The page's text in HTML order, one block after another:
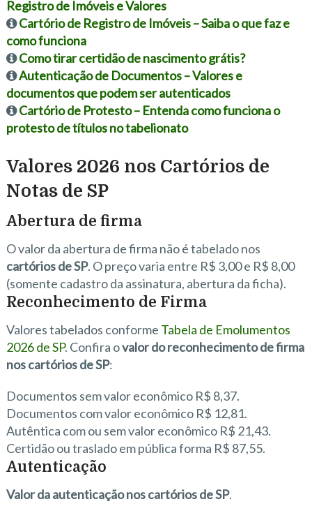
Registro de Imóveis e Valores
Cartório de Registro de Imóveis – Saiba o que faz e
como funciona
Como tirar certidão de nascimento grátis?
Autenticação de Documentos – Valores e
documentos que podem ser autenticados
Cartório de Protesto – Entenda como funciona o
protesto de títulos no tabelionato
Valores 2026 nos Cartórios de
Notas de SP
Abertura de firma
O valor da abertura de firma não é tabelado nos
cartórios de SP. O preço varia entre R$ 3,00 e R$ 8,00
(somente cadastro da assinatura, abertura da ficha).
Reconhecimento de Firma
Valores tabelados conforme Tabela de Emolumentos
2026 de SP. Confira ovalor do reconhecimento de firma
nos cartórios de SP:
Documentos sem valor econômico R$ 8,37.
Documentos com valor econômico R$ 12,81.
Autêntica com ou sem valor econômico R$ 21,43.
Certidão ou traslado em pública forma R$ 87,55.
Autenticação
Valor da autenticação nos cartórios de SP.